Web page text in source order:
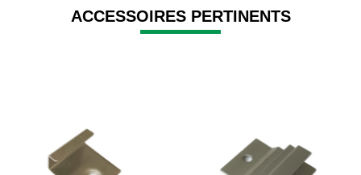
ACCESSOIRES PERTINENTS